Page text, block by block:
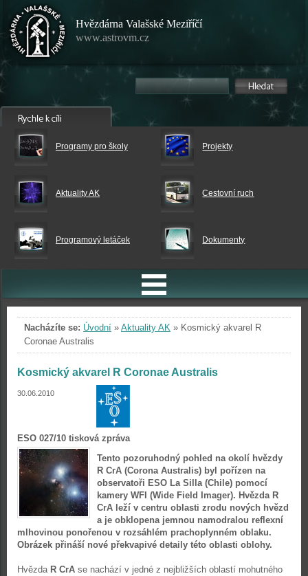
Hvězdárna Valašské Meziříčí
www.astrovm.cz
Programy pro školy Projekty
Aktuality AK Cestovní ruch
Programový letáček Dokumenty
Nacházíte se: Úvodní » Aktuality AK » Kosmický akvarel R
Coronae Australis
Kosmický akvarel R Coronae Australis
30.06.2010
ESO 027/10 tisková zpráva
Tento pozoruhodný pohled na okolí hvězdy
R CrA (Corona Australis) byl pořízen na
observatoři ESO La Silla (Chile) pomocí
kamery WFI (Wide Field Imager). Hvězda R
CrA leží v centru oblasti zrodu nových hvězd
a je obklopena jemnou namodralou reflexní
mlhovinou ponořenou v rozsáhlém prachoplynném oblaku.
Obrázek přináší nové překvapivé detaily této oblasti oblohy.
Hvězda R CrA se nachází v jedné z nejbližších oblastí mohutného